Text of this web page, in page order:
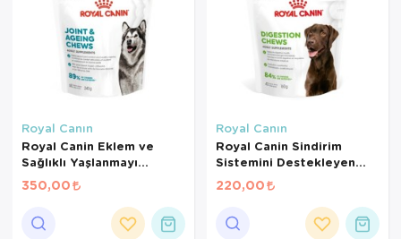
Royal Canın
Royal Canin Eklem ve
Sağlıklı Yaşlanmayı
Destekleyen Tamamlayıcı
Yetişkin Köpek Ödül
350,00
Royal Canın
Royal Canin Sindirim
Sistemini Destekleyen
Tamamlayıcı Yetişkin
Köpek Ödül Maması 160
220,00